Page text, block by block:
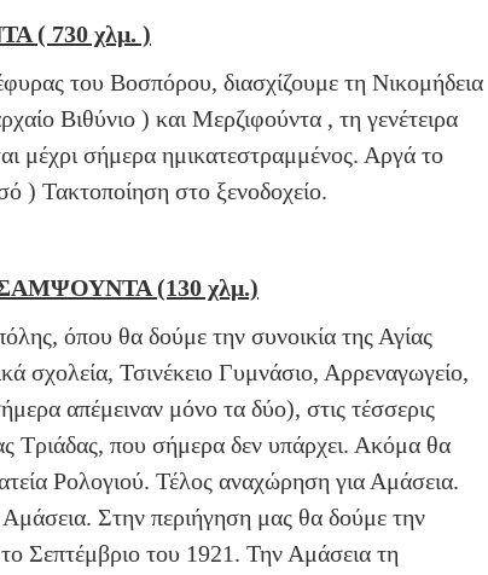
( 730 χλμ. )
του Βοσπόρου, διασχίζουμε τη Νικομήδεια
Βιθύνιο ) και Μερζιφούντα , τη γενέτειρα
μέχρι σήμερα ημικατεστραμμένος. Αργά το
) Τακτοποίηση στο ξενοδοχείο.
(130 χλμ.)
όπου θα δούμε την συνοικία της Αγίας
σχολεία, Τσινέκειο Γυμνάσιο, Αρρεναγωγείο,
απέμειναν μόνο τα δύο), στις τέσσερις
Τριάδας, που σήμερα δεν υπάρχει. Ακόμα θα
Ρολογιού. Τέλος αναχώρηση για Αμάσεια.
Στην περιήγηση μας θα δούμε την
Σεπτέμβριο του 1921. Την Αμάσεια τη